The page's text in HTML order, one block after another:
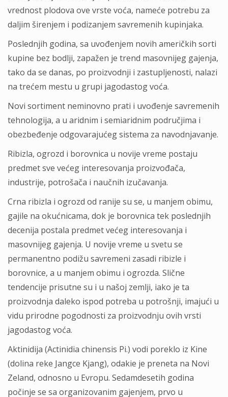
vrednost plodova ove vrste voća, nameće potrebu za
daljim širenjem i podizanjem savremenih kupinjaka.
Poslednjih godina, sa uvođenjem novih američkih sorti
kupine bez bodlji, zapažen je trend masovnijeg gajenja,
tako da se danas, po proizvodnji i zastupljenosti, nalazi
na trećem mestu u grupi jagodastog voća.
Novi sortiment neminovno prati i uvođenje savremenih
tehnologija, a u aridnim i semiaridnim područjima i
obezbeđenje odgovarajućeg sistema za navodnjavanje.
Ribizla, ogrozd i borovnica u novije vreme postaju
predmet sve većeg interesovanja proizvođača,
industrije, potrošača i naučnih izučavanja.
Crna ribizla i ogrozd od ranije su se, u manjem obimu,
gajile na okućnicama, dok je borovnica tek poslednjih
decenija postala predmet većeg interesovanja i
masovnijeg gajenja. U novije vreme u svetu se
permanentno podižu savremeni zasadi ribizle i
borovnice, a u manjem obimu i ogrozda. Slične
tendencije prisutne su i u našoj zemlji, iako je ta
proizvodnja daleko ispod potreba u potrošnji, imajući u
vidu prirodne pogodnosti za proizvodnju ovih vrsti
jagodastog voća.
Aktinidija (Actinidia chinensis Pi.) vodi poreklo iz Kine
(dolina reke Jangce Kjang), odakie je preneta na Novi
Zeland, odnosno u Evropu. Sedamdesetih godina
počinje se sa organizovanim gajenjem, prvo u